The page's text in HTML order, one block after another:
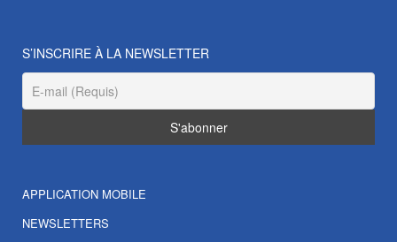
S’INSCRIRE À LA NEWSLETTER
APPLICATION MOBILE
NEWSLETTERS